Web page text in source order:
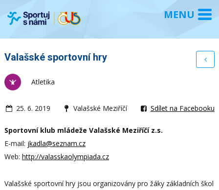
Valašské sportovní hry
Atletika
25. 6. 2019 Valašské Meziříčí Sdílet na Facebooku
Sportovní klub mládeže Valašské Meziříčí z.s.
E-mail: jkadla@seznam.cz
Web: http://valasskaolympiada.cz
Valašské sportovní hry jsou organizovány pro žáky základních škol